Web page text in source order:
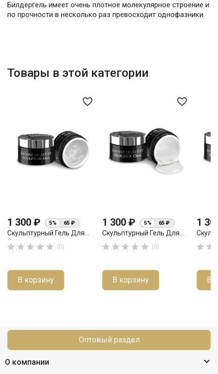
Билдергель имеет очень плотное молекулярное строение и
по прочности в несколько раз превосходит однофазники.
Товары в этой категории
favorite_border
1 300 ₽ 5% 65 ₽
Скульптурный Гель Для...
     (0)
В корзину
favorite_border
1 300 ₽ 5% 65 ₽
Скульптурный Гель Для...
     (0)
В корзину
1
 
В
Оптовый раздел
О компании 